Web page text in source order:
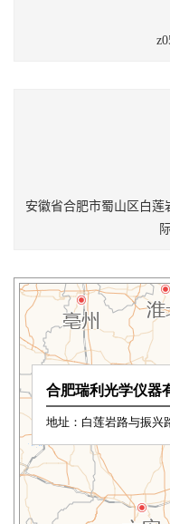
安徽省合肥市蜀山区白莲